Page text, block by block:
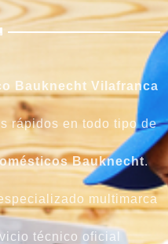
Bauknecht Vilafranca
rápidos en todo tipo de
Bauknecht.
multimarca
técnico oficial